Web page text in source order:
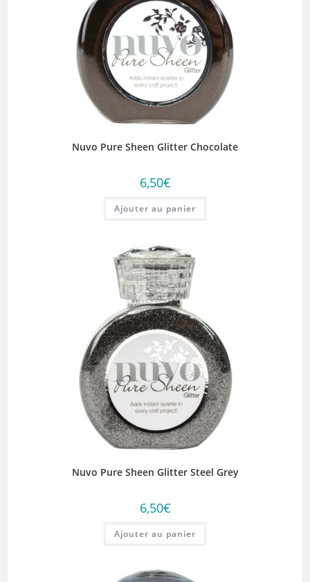
Nuvo Pure Sheen Glitter Chocolate
6,50€
Ajouter au panier
Nuvo Pure Sheen Glitter Steel Grey
6,50€
Ajouter au panier